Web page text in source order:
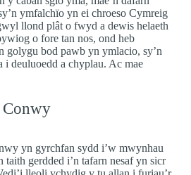
ymfalchïo yn ei chroeso Cymreig
llond plât o fwyd a dewis helaeth
o fore tan nos, ond heb
golygu bod pawb yn ymlacio, sy’n
i deuluoedd a chyplau. Ac mae
yn gyrchfan sydd i’w mwynhau
taith gerdded i’n tafarn nesaf yn sicr